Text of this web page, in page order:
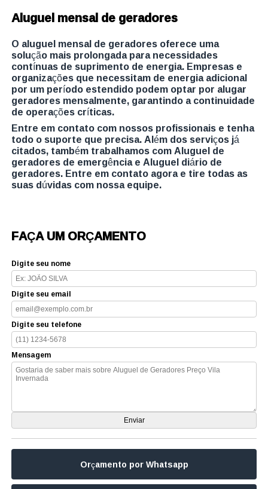
Aluguel mensal de geradores
O aluguel mensal de geradores oferece uma
solução mais prolongada para necessidades
contínuas de suprimento de energia. Empresas e
organizações que necessitam de energia adicional
por um período estendido podem optar por alugar
geradores mensalmente, garantindo a continuidade
de operações críticas.
Entre em contato com nossos profissionais e tenha
todo o suporte que precisa. Além dos serviços já
citados, também trabalhamos com Aluguel de
geradores de emergência e Aluguel diário de
geradores. Entre em contato agora e tire todas as
suas dúvidas com nossa equipe.
FAÇA UM ORÇAMENTO
Digite seu nome
Digite seu email
Digite seu telefone
Mensagem
Orçamento por Whatsapp